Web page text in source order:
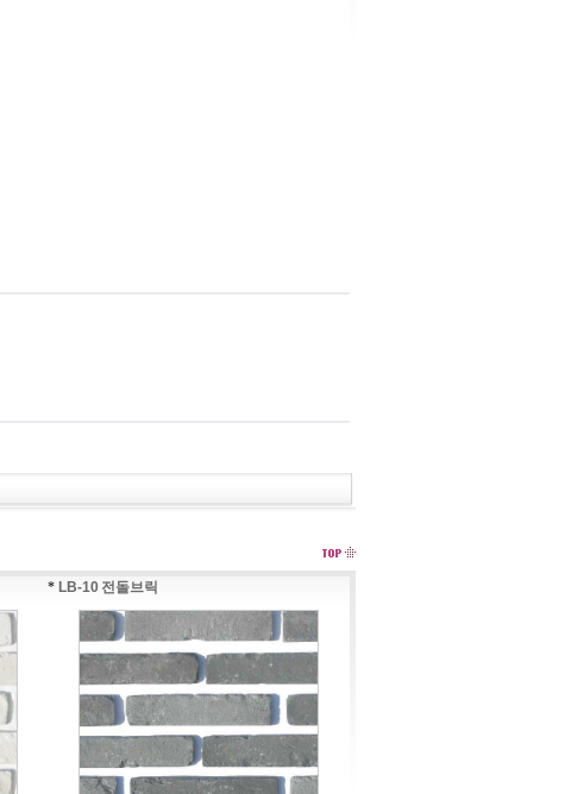
* LB-10 전돌브릭